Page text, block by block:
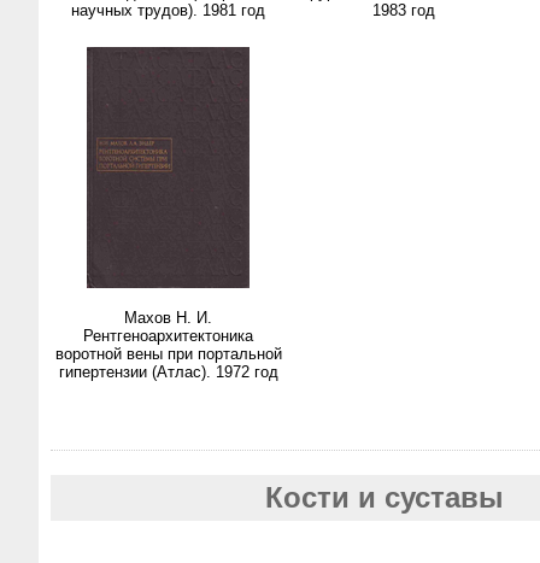
научных трудов). 1981 год
1983 год
Махов Н. И.
Рентгеноархитектоника
воротной вены при портальной
гипертензии (Атлас). 1972 год
Кости и суставы